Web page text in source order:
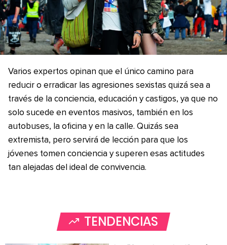
Varios expertos opinan que el único camino para
reducir o erradicar las agresiones sexistas quizá sea a
través de la conciencia, educación y castigos, ya que no
solo sucede en eventos masivos, también en los
autobuses, la oficina y en la calle. Quizás sea
extremista, pero servirá de lección para que los
jóvenes tomen conciencia y superen esas actitudes
tan alejadas del ideal de convivencia.
TENDENCIAS